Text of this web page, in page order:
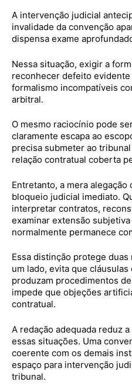
A intervenção judicial
invalidade da convenção
dispensa exame
Nessa situação, exigir a
reconhecer defeito
formalismo incompatíveis
arbitral.
O mesmo raciocínio pode
claramente escapa ao
precisa submeter ao
relação contratual coberta
Entretanto, a mera
bloqueio judicial imediato.
interpretar contratos,
examinar extensão
normalmente permanece
Essa distinção protege
um lado, evita que
produzam procedimentos
impede que objeções
contratual.
A redação adequada reduz
essas situações. Uma
coerente com os demais
espaço para intervenção
tribunal.